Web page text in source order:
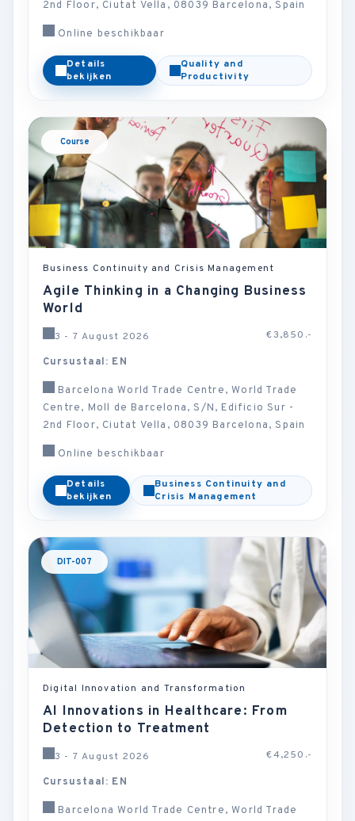
2nd Floor, Ciutat Vella, 08039 Barcelona, Spain
Online beschikbaar
Details
bekijken
Quality and
Productivity
Course
Business Continuity and Crisis Management
Agile Thinking in a Changing Business
World
3 - 7 August 2026 €3,850.-
Cursustaal: EN
Barcelona World Trade Centre, World Trade
Centre, Moll de Barcelona, S/N, Edificio Sur -
2nd Floor, Ciutat Vella, 08039 Barcelona, Spain
Online beschikbaar
Details
bekijken
Business Continuity and
Crisis Management
DIT-007
Digital Innovation and Transformation
AI Innovations in Healthcare: From
Detection to Treatment
3 - 7 August 2026 €4,250.-
Cursustaal: EN
Barcelona World Trade Centre, World Trade